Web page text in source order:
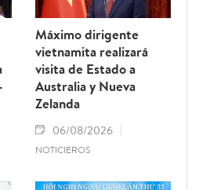
Máximo dirigente
vietnamita realizará
visita de Estado a
Australia y Nueva
Zelanda
06/08/2026
NOTICIEROS